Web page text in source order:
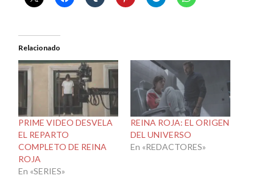
Relacionado
PRIME VIDEO DESVELA
EL REPARTO
COMPLETO DE REINA
ROJA
En «SERIES»
REINA ROJA: EL ORIGEN
DEL UNIVERSO
En «REDACTORES»